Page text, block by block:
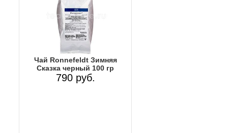
Чай Ronnefeldt Зимняя
Сказка черный 100 гр
790 руб.